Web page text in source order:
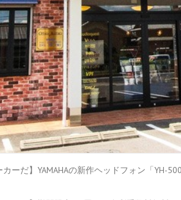
ーだ】YAMAHAの新作ヘッドフォン「YH-